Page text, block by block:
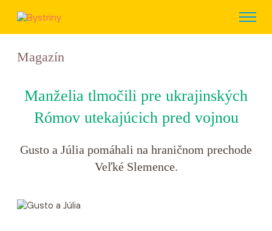
Magazín
Manželia tlmočili pre ukrajinských
Rómov utekajúcich pred vojnou
Gusto a Júlia pomáhali na hraničnom prechode
Veľké Slemence.